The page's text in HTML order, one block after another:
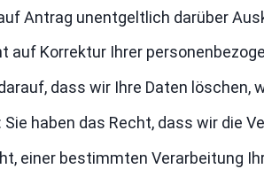
Antrag unentgeltlich darüber
auf Korrektur Ihrer
dass wir Ihre Daten
haben das Recht, dass wir die
einer bestimmten Verarbeitung